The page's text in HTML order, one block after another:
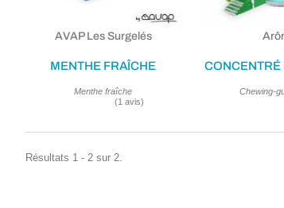
AVAP Les Surgelés
MENTHE FRAÎCHE
Menthe fraîche Chewing-
Résultats 1 - 2 sur 2.